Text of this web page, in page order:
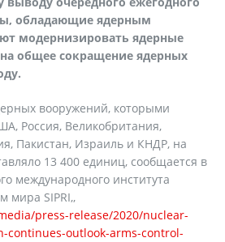
обладающие ядерным
модернизировать ядерные
общее сокращение ядерных
вооружений, которыми
Россия, Великобритания,
Пакистан, Израиль и КНДР, на
13 400 единиц, сообщается в
международного института
мира SIPRI,,
press-release/2020/nuclear-
continues-outlook-arms-control-